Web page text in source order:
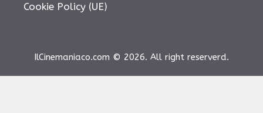
Cookie Policy (UE)
IlCinemaniaco.com © 2026. All right reserverd.